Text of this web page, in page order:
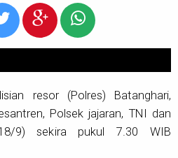
resor (Polres) Batanghari,
Polsek jajaran, TNI dan
9) sekira pukul 7.30 WIB